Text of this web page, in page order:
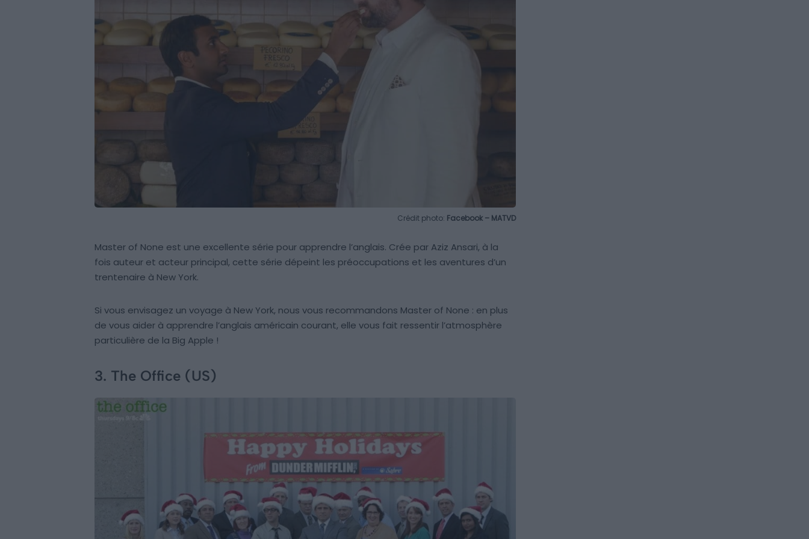
Crédit photo: Facebook – MATVD
Master of None est une excellente série pour apprendre l’anglais. Crée par Aziz Ansari, à la
fois auteur et acteur principal, cette série dépeint les préoccupations et les aventures d’un
trentenaire à New York.
Si vous envisagez un voyage à New York, nous vous recommandons Master of None : en plus
de vous aider à apprendre l’anglais américain courant, elle vous fait ressentir l’atmosphère
particulière de la Big Apple !
3. The Office (US)